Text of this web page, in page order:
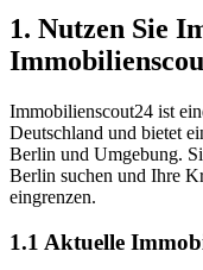
1. Nutzen Sie
Immobilienscout24 ist
Deutschland und bietet
Berlin und Umgebung.
Berlin suchen und Ihre
eingrenzen.
1.1 Aktuelle